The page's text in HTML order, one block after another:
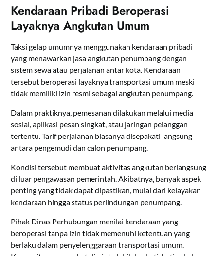
Kendaraan Pribadi Beroperasi
Layaknya Angkutan Umum
Taksi gelap umumnya menggunakan kendaraan pribadi
yang menawarkan jasa angkutan penumpang dengan
sistem sewa atau perjalanan antar kota. Kendaraan
tersebut beroperasi layaknya transportasi umum meski
tidak memiliki izin resmi sebagai angkutan penumpang.
Dalam praktiknya, pemesanan dilakukan melalui media
sosial, aplikasi pesan singkat, atau jaringan pelanggan
tertentu. Tarif perjalanan biasanya disepakati langsung
antara pengemudi dan calon penumpang.
Kondisi tersebut membuat aktivitas angkutan berlangsung
di luar pengawasan pemerintah. Akibatnya, banyak aspek
penting yang tidak dapat dipastikan, mulai dari kelayakan
kendaraan hingga status perlindungan penumpang.
Pihak Dinas Perhubungan menilai kendaraan yang
beroperasi tanpa izin tidak memenuhi ketentuan yang
berlaku dalam penyelenggaraan transportasi umum.